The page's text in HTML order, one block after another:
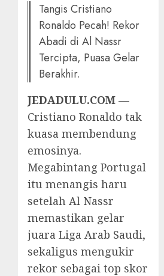
Tangis Cristiano
Ronaldo Pecah! Rekor
Abadi di Al Nassr
Tercipta, Puasa Gelar
Berakhir.
JEDADULU.COM —
Cristiano Ronaldo tak
kuasa membendung
emosinya.
Megabintang Portugal
itu menangis haru
setelah Al Nassr
memastikan gelar
juara Liga Arab Saudi,
sekaligus mengukir
rekor sebagai top skor